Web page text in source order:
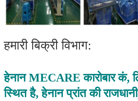
हमारी बिक्री विभाग:
हेनान MECARE कारोबार कं,
स्थित है, हेनान प्रांत की